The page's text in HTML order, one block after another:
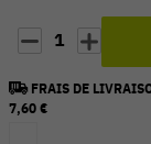
1
FRAIS DE
7,60 €